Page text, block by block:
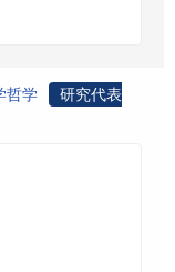
哲学
研究代表